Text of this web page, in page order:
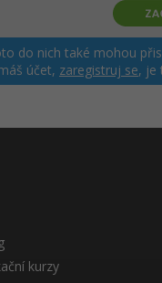
do nich také mohou
účet, zaregistruj se, je
kurzy